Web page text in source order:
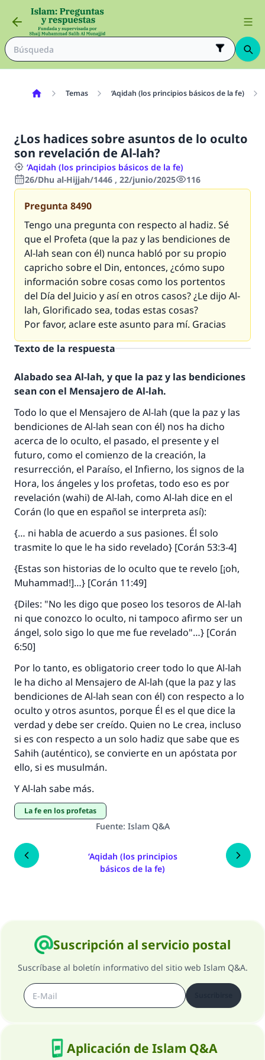
Temas ‘Aqidah (los principios básicos de la fe)
¿Los hadices sobre asuntos de lo oculto
son revelación de Al-lah?
‘Aqidah (los principios básicos de la fe)
26/Dhu al-Hijjah/1446 , 22/junio/2025
116
Pregunta 8490
Tengo una pregunta con respecto al hadiz. Sé
que el Profeta (que la paz y las bendiciones de
Al-lah sean con él) nunca habló por su propio
capricho sobre el Din, entonces, ¿cómo supo
información sobre cosas como los portentos
del Día del Juicio y así en otros casos? ¿Le dijo Al-
lah, Glorificado sea, todas estas cosas?
Por favor, aclare este asunto para mí. Gracias
Texto de la respuesta
Alabado sea Al-lah, y que la paz y las bendiciones
sean con el Mensajero de Al-lah.
Todo lo que el Mensajero de Al-lah (que la paz y las
bendiciones de Al-lah sean con él) nos ha dicho
acerca de lo oculto, el pasado, el presente y el
futuro, como el comienzo de la creación, la
resurrección, el Paraíso, el Infierno, los signos de la
Hora, los ángeles y los profetas, todo eso es por
revelación (wahi) de Al-lah, como Al-lah dice en el
Corán (lo que en español se interpreta así):
{… ni habla de acuerdo a sus pasiones. Él solo
trasmite lo que le ha sido revelado} [Corán 53:3-4]
{Estas son historias de lo oculto que te revelo [¡oh,
Muhammad!]…} [Corán 11:49]
{Diles: "No les digo que poseo los tesoros de Al-lah
ni que conozco lo oculto, ni tampoco afirmo ser un
ángel, solo sigo lo que me fue revelado"…} [Corán
6:50]
Por lo tanto, es obligatorio creer todo lo que Al-lah
le ha dicho al Mensajero de Al-lah (que la paz y las
bendiciones de Al-lah sean con él) con respecto a lo
oculto y otros asuntos, porque Él es el que dice la
verdad y debe ser creído. Quien no Le crea, incluso
si es con respecto a un solo hadiz que sabe que es
Sahih (auténtico), se convierte en un apóstata por
ello, si es musulmán.
Y Al-lah sabe más.
La fe en los profetas
Fuente: Islam Q&A
‘Aqidah (los principios
básicos de la fe)
Suscripción al servicio postal
Suscríbase al boletín informativo del sitio web Islam Q&A.
Aplicación de Islam Q&A
La respuesta no. 110845 salvó un
Desde la Q hasta la A, su contribución ayuda a
Profeta ﷺ dijo:
"Una persona que orienta a otros a hacer el
(MUSLIM, 1893)
Contribuir